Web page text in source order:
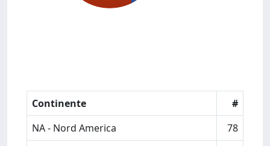
Continente
#
NA - Nord America
78